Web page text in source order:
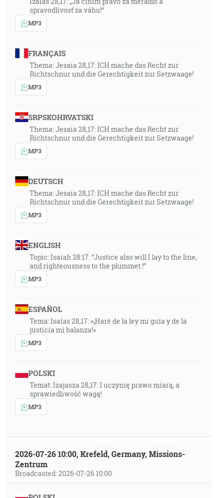
spravodlivosť za váhu!“
MP3
FRANÇAIS
Thema: Jesaia 28,17: ICH mache das Recht zur
Richtschnur und die Gerechtigkeit zur Setzwaage!
MP3
SRPSKOHRVATSKI
Thema: Jesaia 28,17: ICH mache das Recht zur
Richtschnur und die Gerechtigkeit zur Setzwaage!
MP3
DEUTSCH
Thema: Jesaia 28,17: ICH mache das Recht zur
Richtschnur und die Gerechtigkeit zur Setzwaage!
MP3
ENGLISH
Topic: Isaiah 28:17: “Justice also will I lay to the line,
and righteousness to the plummet.!”
MP3
ESPAÑOL
Tema: Isaías 28,17: «¡Haré de la ley mi guía y de la
justicia mi balanza!»
MP3
POLSKI
Temat: Izajasza 28,17: I uczynię prawo miarą, a
sprawiedliwość wagą!
MP3
2026-07-26 10:00, Krefeld, Germany, Missions-
Zentrum
Broadcasted: 2026-07-26 10:00